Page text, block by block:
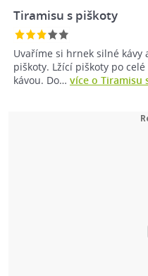
Tiramisu s piškoty
Uvaříme si hrnek silné kávy
piškoty. Lžící piškoty po
kávou. Do… více o Tiramisu